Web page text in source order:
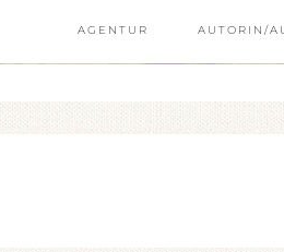
AGENTUR AUTORIN/